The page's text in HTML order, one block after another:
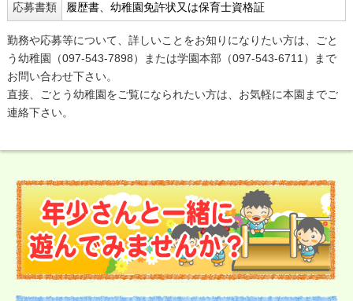
応募書類 履歴書、幼稚園免許状又は保育士資格証
勤務や応募等について、詳しいことをお知りになりたい方は、ごと
う幼稚園（097-543-7898）または学園本部（097-543-6711）まで
お問い合わせ下さい。
直接、ごとう幼稚園をご覧になられたい方は、お気軽に本園までご
連絡下さい。